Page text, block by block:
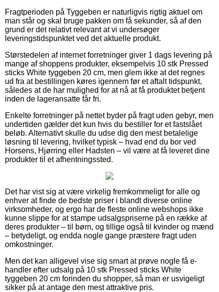
Fragtperioden på Tyggeben er naturligvis rigtig aktuel om
man står og skal bruge pakken om få sekunder, så af den
grund er det relativt relevant at vi undersøger
leveringstidspunktet ved det aktuelle produkt.
Størstedelen af internet forretninger giver 1 dags levering på
mange af shoppens produkter, eksempelvis 10 stk Pressed
sticks White tyggeben 20 cm, men glem ikke at det regnes
ud fra at bestillingen køres igennem før et aftalt tidspunkt,
således at de har mulighed for at nå at få produktet betjent
inden de lageransatte får fri.
Enkelte forretninger på nettet byder på fragt uden gebyr, men
undertiden gælder det kun hvis du bestiller for et fastslået
beløb. Alternativt skulle du udse dig den mest betalelige
løsning til levering, hvilket typisk – hvad end du bor ved
Horsens, Hjørring eller Hadsten – vil være at få leveret dine
produkter til et afhentningssted.
Det har vist sig at være virkelig fremkommeligt for alle og
enhver at finde de bedste priser i blandt diverse online
virksomheder, og ergo har de fleste online webshops ikke
kunne slippe for at stampe udsalgspriserne på en række af
deres produkter – til børn, og tillige også til kvinder og mænd
– betydeligt, og endda nogle gange præstere fragt uden
omkostninger.
Men det kan alligevel vise sig smart at prøve nogle få e-
handler efter udsalg på 10 stk Pressed sticks White
tyggeben 20 cm forinden du shopper, så man er usvigeligt
sikker på at antage den mest attraktive pris.